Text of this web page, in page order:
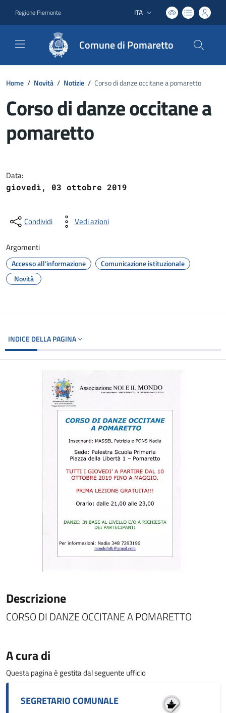
Regione Piemonte Lingua attiva:
ITA
Comune di Pomaretto
Home / Novità / Notizie / Corso di danze occitane a pomaretto
Corso di danze occitane a
pomaretto
Data:
giovedì, 03 ottobre 2019
Condividi Vedi azioni
Argomenti
Accesso all'informazione
Comunicazione istituzionale
Novità
INDICE DELLA PAGINA
Descrizione
CORSO DI DANZE OCCITANE A POMARETTO
A cura di
Questa pagina è gestita dal seguente ufficio
SEGRETARIO COMUNALE